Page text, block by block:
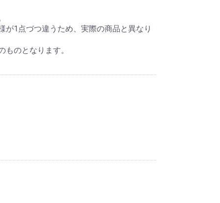
1点づつ違うため、実際の商品と異なり
のとなります。